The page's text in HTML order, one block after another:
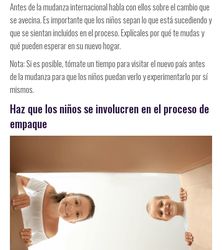
Antes de la mudanza internacional habla con ellos sobre el cambio que
se avecina. Es importante que los niños sepan lo que está sucediendo y
que se sientan incluidos en el proceso. Explícales por qué te mudas y
qué pueden esperar en su nuevo hogar.
Nota: Si es posible, tómate un tiempo para visitar el nuevo país antes
de la mudanza para que los niños puedan verlo y experimentarlo por sí
mismos.
Haz que los niños se involucren en el proceso de
empaque